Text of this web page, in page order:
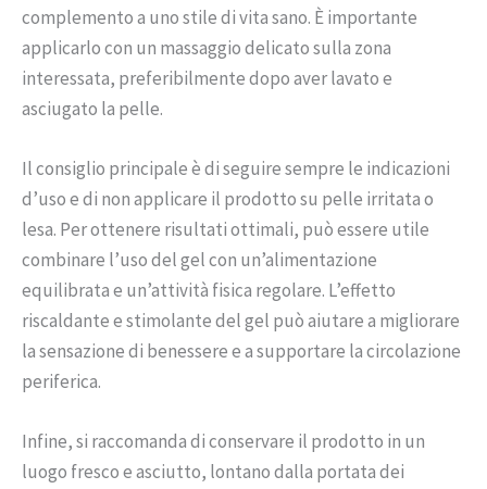
complemento a uno stile di vita sano. È importante
applicarlo con un massaggio delicato sulla zona
interessata, preferibilmente dopo aver lavato e
asciugato la pelle.
Il consiglio principale è di seguire sempre le indicazioni
d’uso e di non applicare il prodotto su pelle irritata o
lesa. Per ottenere risultati ottimali, può essere utile
combinare l’uso del gel con un’alimentazione
equilibrata e un’attività fisica regolare. L’effetto
riscaldante e stimolante del gel può aiutare a migliorare
la sensazione di benessere e a supportare la circolazione
periferica.
Infine, si raccomanda di conservare il prodotto in un
luogo fresco e asciutto, lontano dalla portata dei